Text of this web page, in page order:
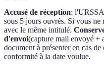
Accusé de réception:
sous 5 jours ouvrés. Si vous ne
avec le même intitulé.
d'envoi(capture mail envoyé
document à présenter en cas
conformité à la date voulue.